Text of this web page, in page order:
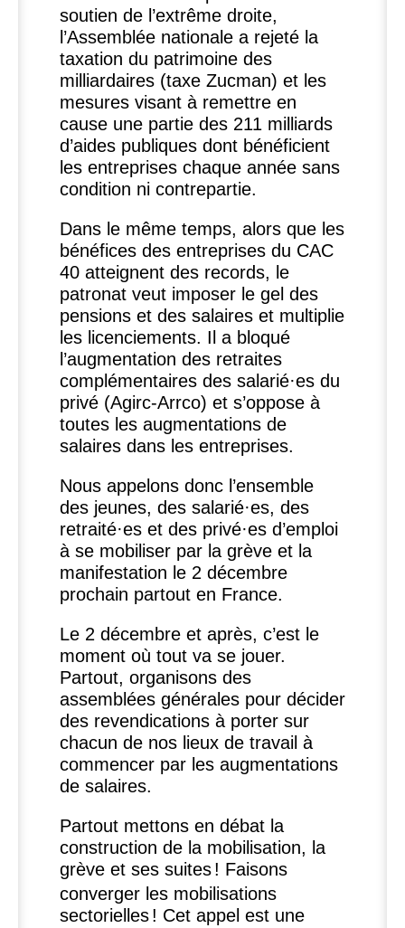
soutien de l’extrême droite,
l’Assemblée nationale a rejeté la
taxation du patrimoine des
milliardaires (taxe Zucman) et les
mesures visant à remettre en
cause une partie des 211 milliards
d’aides publiques dont bénéficient
les entreprises chaque année sans
condition ni contrepartie.
Dans le même temps, alors que les
bénéfices des entreprises du CAC
40 atteignent des records, le
patronat veut imposer le gel des
pensions et des salaires et multiplie
les licenciements. Il a bloqué
l’augmentation des retraites
complémentaires des salarié·es du
privé (Agirc-Arrco) et s’oppose à
toutes les augmentations de
salaires dans les entreprises.
Nous appelons donc l’ensemble
des jeunes, des salarié·es, des
retraité·es et des privé·es d’emploi
à se mobiliser par la grève et la
manifestation le 2 décembre
prochain partout en France.
Le 2 décembre et après, c’est le
moment où tout va se jouer.
Partout, organisons des
assemblées générales pour décider
des revendications à porter sur
chacun de nos lieux de travail à
commencer par les augmentations
de salaires.
Partout mettons en débat la
construction de la mobilisation, la
grève et ses suites! Faisons
converger les mobilisations
sectorielles! Cet appel est une